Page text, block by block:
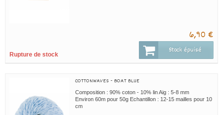
6,90 €
Rupture de stock Stock épuisé
COTTONWAVES - BOAT BLUE
Composition : 90% coton - 10% lin Aig : 5-8 mm
Environ 60m pour 50g Echantillon : 12-15 mailles pour 10
cm